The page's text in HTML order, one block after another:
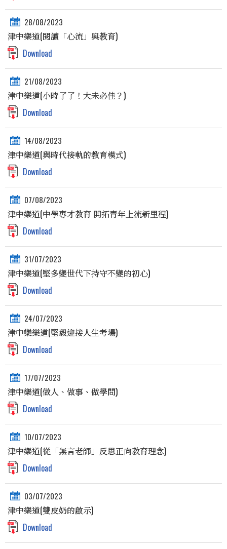
28/08/2023
津中樂道(閱讀「心流」與教育)
Download
21/08/2023
津中樂道(小時了了！大未必佳？)
Download
14/08/2023
津中樂道(與時代接軌的教育模式)
Download
07/08/2023
津中樂道(中學專才教育 開拓青年上流新里程)
Download
31/07/2023
津中樂道(堅多變世代下持守不變的初心)
Download
24/07/2023
津中欒樂道(堅毅迎接人生考場)
Download
17/07/2023
津中樂道(做人、做事、做學問)
Download
10/07/2023
津中樂道(從「無言老師」反思正向教育理念)
Download
03/07/2023
津中樂道(雙皮奶的啟示)
Download